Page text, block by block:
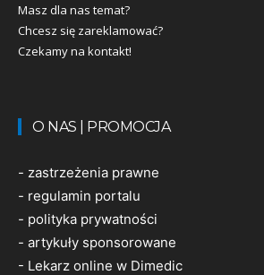
Masz dla nas temat?
Chcesz się zareklamować?
Czekamy na kontakt!
O NAS | PROMOCJA
- zastrzeżenia prawne
- regulamin portalu
- polityka prywatności
- artykuły sponsorowane
- Lekarz online w Dimedic